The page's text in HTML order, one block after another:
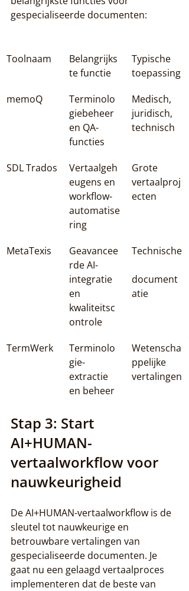
gespecialiseerde documenten:
Toolnaam
Belangrijks
te functie
Typische
toepassing
memoQ
Terminolo
giebeheer
en QA-
functies
Medisch,
juridisch,
technisch
SDL Trados
Vertaalgeh
eugens en
workflow-
automatise
ring
Grote
vertaalproj
ecten
MetaTexis
Geavancee
rde AI-
integratie
en
kwaliteitsc
ontrole
Technische
document
atie
TermWerk
Terminolo
gie-
extractie
en beheer
Wetenscha
ppelijke
vertalingen
Stap 3: Start
AI+HUMAN-
vertaalworkflow voor
nauwkeurigheid
De AI+HUMAN-vertaalworkflow is de
sleutel tot nauwkeurige en
betrouwbare vertalingen van
gespecialiseerde documenten. Je
gaat nu een gelaagd vertaalproces
implementeren dat de beste van